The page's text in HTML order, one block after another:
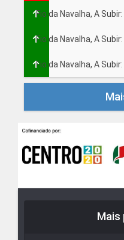
Fio da Navalha, A
Fio da Navalha, A
Fio da Navalha, A
Mais